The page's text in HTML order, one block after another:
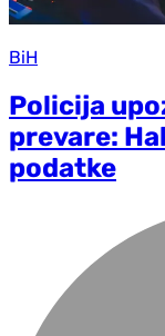
BiH
Policija
prevare:
podatke